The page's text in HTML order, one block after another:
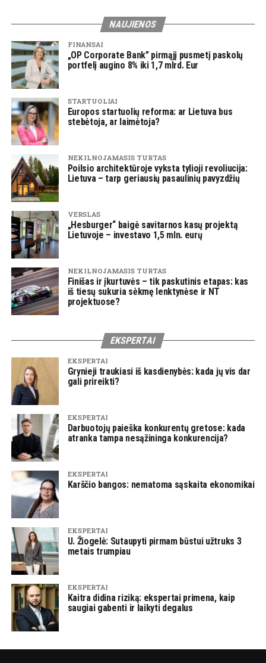
NAUJIENOS
FINANSAI
„OP Corporate Bank” pirmąjį pusmetį paskolų
portfelį augino 8% iki 1,7 mlrd. Eur
STARTUOLIAI
Europos startuolių reforma: ar Lietuva bus
stebėtoja, ar laimėtoja?
NEKILNOJAMASIS TURTAS
Poilsio architektūroje vyksta tylioji revoliucija:
Lietuva – tarp geriausių pasaulinių pavyzdžių
VERSLAS
„Hesburger“ baigė savitarnos kasų projektą
Lietuvoje – investavo 1,5 mln. eurų
NEKILNOJAMASIS TURTAS
Finišas ir įkurtuvės – tik paskutinis etapas: kas
iš tiesų sukuria sėkmę lenktynėse ir NT
projektuose?
EKSPERTAI
EKSPERTAI
Grynieji traukiasi iš kasdienybės: kada jų vis dar
gali prireikti?
EKSPERTAI
Darbuotojų paieška konkurentų gretose: kada
atranka tampa nesąžininga konkurencija?
EKSPERTAI
Karščio bangos: nematoma sąskaita ekonomikai
EKSPERTAI
U. Žiogelė: Sutaupyti pirmam būstui užtruks 3
metais trumpiau
EKSPERTAI
Kaitra didina riziką: ekspertai primena, kaip
saugiai gabenti ir laikyti degalus